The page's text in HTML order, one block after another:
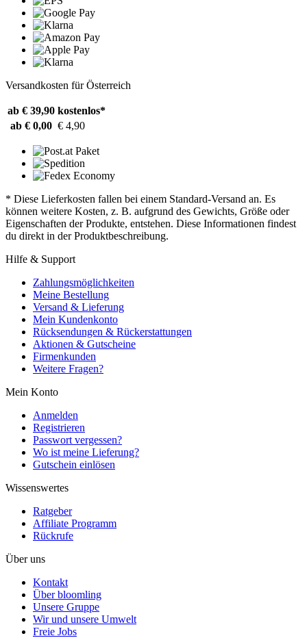
Versandkosten für Österreich
ab € 39,90 kostenlos*
ab € 0,00 € 4,90
* Diese Lieferkosten fallen bei einem Standard-Versand an. Es
können weitere Kosten, z. B. aufgrund des Gewichts, Größe oder
Eigenschaften der Produkte, entstehen. Diese Informationen findest
du direkt in der Produktbeschreibung.
Hilfe & Support
Zahlungsmöglichkeiten
Meine Bestellung
Versand & Lieferung
Mein Kundenkonto
Rücksendungen & Rückerstattungen
Aktionen & Gutscheine
Firmenkunden
Weitere Fragen?
Mein Konto
Anmelden
Registrieren
Passwort vergessen?
Wo ist meine Lieferung?
Gutschein einlösen
Wissenswertes
Ratgeber
Affiliate Programm
Rückrufe
Über uns
Kontakt
Über bloomling
Unsere Gruppe
Wir und unsere Umwelt
Freie Jobs